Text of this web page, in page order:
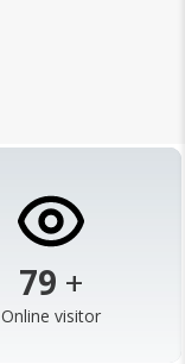
103 +
Online visitor